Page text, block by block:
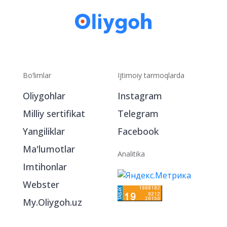
Bo‘limlar
Oliygohlar
Milliy sertifikat
Yangiliklar
Ma'lumotlar
Imtihonlar
Webster
My.Oliygoh.uz
Ijtimoiy tarmoqlarda
Instagram
Telegram
Facebook
Analitika